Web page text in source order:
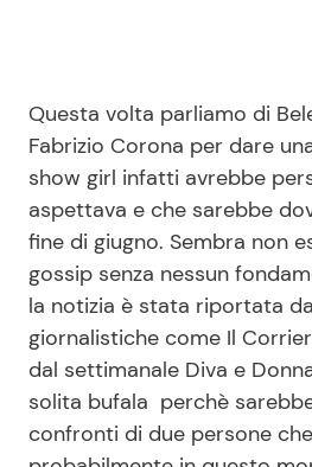
News Cinema
News Musica
News Spettacolo
Benessere
Casa
Moda e Style
Questa volta parliamo di
Fabrizio Corona per dare
show girl infatti avrebbe
aspettava e che sarebbe
fine di giugno. Sembra non
gossip senza nessun
la notizia è stata riportata
giornalistiche come Il
dal settimanale Diva e
solita bufala perchè
confronti di due persone